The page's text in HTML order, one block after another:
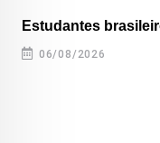
Estudantes
06/08/2026